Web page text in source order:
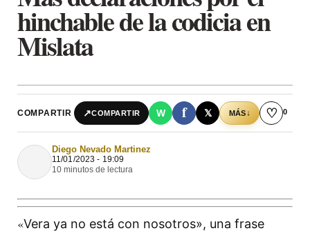
hinchable de la codicia en
Mislata
COMPARTIR ↗COMPARTIR W f 𝕏 MÁS↓ ♡ 0
Diego Nevado Martinez
11/01/2023 - 19:09
10 minutos de lectura
«Vera ya no está con nosotros», una frase